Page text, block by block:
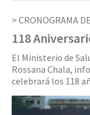
CRONOGRAMA
118
El Ministerio de
Rossana Chala,
celebrará los 118